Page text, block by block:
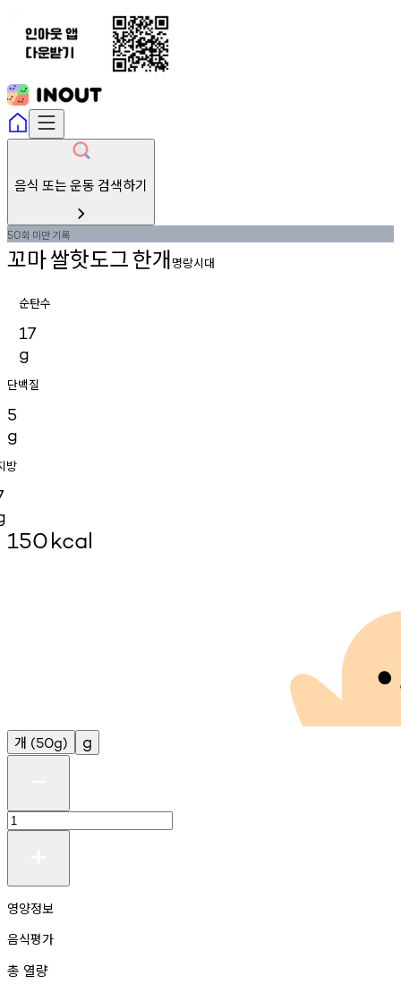
음식 또는 운동 검색하기
50회 미만기록
꼬마쌀핫도그한개명랑시대
순탄수
17
g
단백질
5
g
방
150kcal
개 (50g) g
영양정보
음식평가
총 열량